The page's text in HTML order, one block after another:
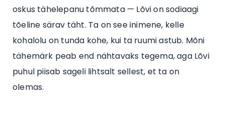
oskus tähelepanu tõmmata — Lõvi on sodiaagi
tõeline särav täht. Ta on see inimene, kelle
kohalolu on tunda kohe, kui ta ruumi astub. Mõni
tähemärk peab end nähtavaks tegema, aga Lõvi
puhul piisab sageli lihtsalt sellest, et ta on
olemas.